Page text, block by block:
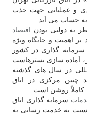
و عملیاتی جهت جذب
حساب می آید.
به دولتی بودن
اقتصاد
بر اهمیت و جایگاه ویژه
گذاری در كشور
آماده سازی بسترهاست
در سال های گذشته
چنین مركزی در اتاق
كاملاً روشن است.
سرمایه گذاری اتاق
به خدمت رسانی به